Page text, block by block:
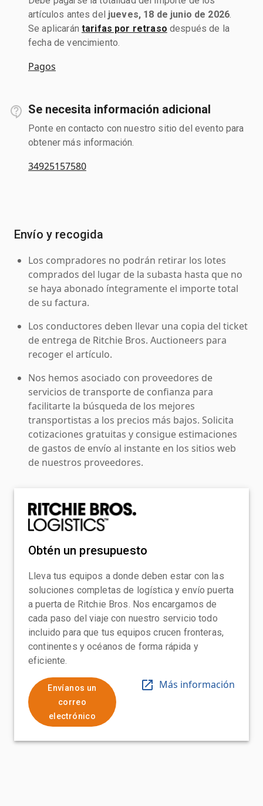
artículos antes del jueves, 18 de junio de 2026
Se aplicarán tarifas por retraso después de la
fecha de vencimiento.
Pagos
Se necesita información adicional
Ponte en contacto con nuestro sitio del evento para
obtener más información.
34925157580
Envío y recogida
Los compradores no podrán retirar los lotes
comprados del lugar de la subasta hasta que no
se haya abonado íntegramente el importe total
de su factura.
Los conductores deben llevar una copia del ticket
de entrega de Ritchie Bros. Auctioneers para
recoger el artículo.
Nos hemos asociado con proveedores de
servicios de transporte de confianza para
facilitarte la búsqueda de los mejores
transportistas a los precios más bajos. Solicita
cotizaciones gratuitas y consigue estimaciones
de gastos de envío al instante en los sitios web
de nuestros proveedores.
Obtén un presupuesto
Lleva tus equipos a donde deben estar con las
soluciones completas de logística y envío puerta
a puerta de Ritchie Bros. Nos encargamos de
cada paso del viaje con nuestro servicio todo
incluido para que tus equipos crucen fronteras,
continentes y océanos de forma rápida y
eficiente.
Envíanos un
correo
electrónico
Más información